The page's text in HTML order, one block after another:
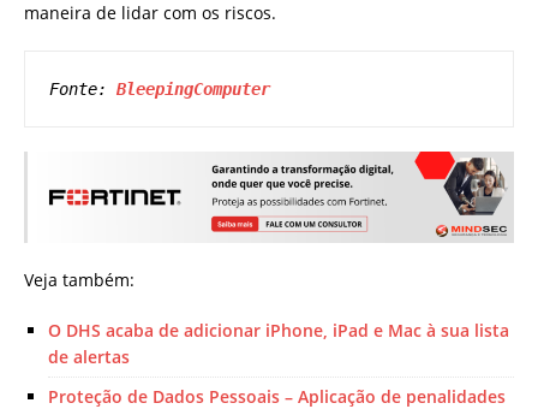
maneira de lidar com os riscos.
Fonte: BleepingComputer
Veja também:
O DHS acaba de adicionar iPhone, iPad e Mac à sua lista
de alertas
Proteção de Dados Pessoais – Aplicação de penalidades